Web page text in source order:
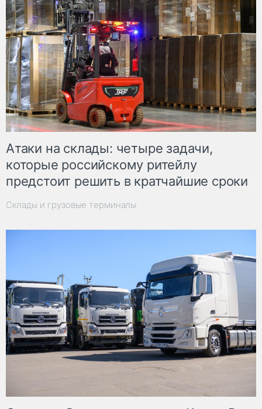
Атаки на склады: четыре задачи,
которые российскому ритейлу
предстоит решить в кратчайшие сроки
Склады и грузовые терминалы